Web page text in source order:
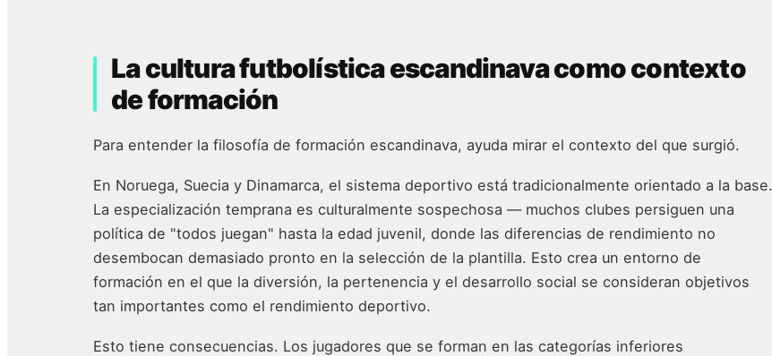
La cultura futbolística escandinava como contexto
de formación
Para entender la filosofía de formación escandinava, ayuda mirar el contexto del que surgió.
En Noruega, Suecia y Dinamarca, el sistema deportivo está tradicionalmente orientado a la base.
La especialización temprana es culturalmente sospechosa — muchos clubes persiguen una
política de "todos juegan" hasta la edad juvenil, donde las diferencias de rendimiento no
desembocan demasiado pronto en la selección de la plantilla. Esto crea un entorno de
formación en el que la diversión, la pertenencia y el desarrollo social se consideran objetivos
tan importantes como el rendimiento deportivo.
Esto tiene consecuencias. Los jugadores que se forman en las categorías inferiores